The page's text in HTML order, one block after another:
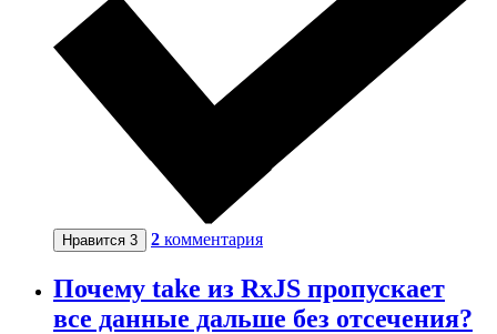
Нравится 3 2 комментария
Почему take из RxJS пропускает
все данные дальше без отсечения?